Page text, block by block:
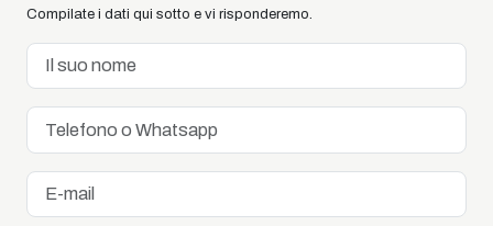
Compilate i dati qui sotto e vi risponderemo.